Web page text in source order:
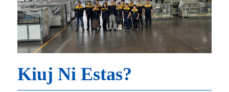
Kiuj Ni Estas?